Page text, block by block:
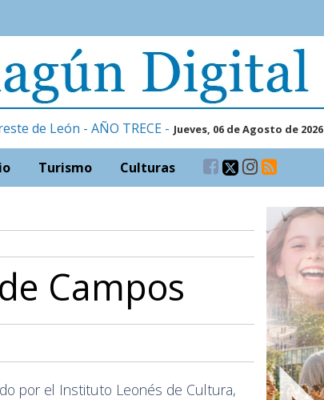
de León - AÑO TRECE - Jueves, 06 de Agosto de 2026
Turismo Culturas
Campos
por el Instituto Leonés de Cultura,